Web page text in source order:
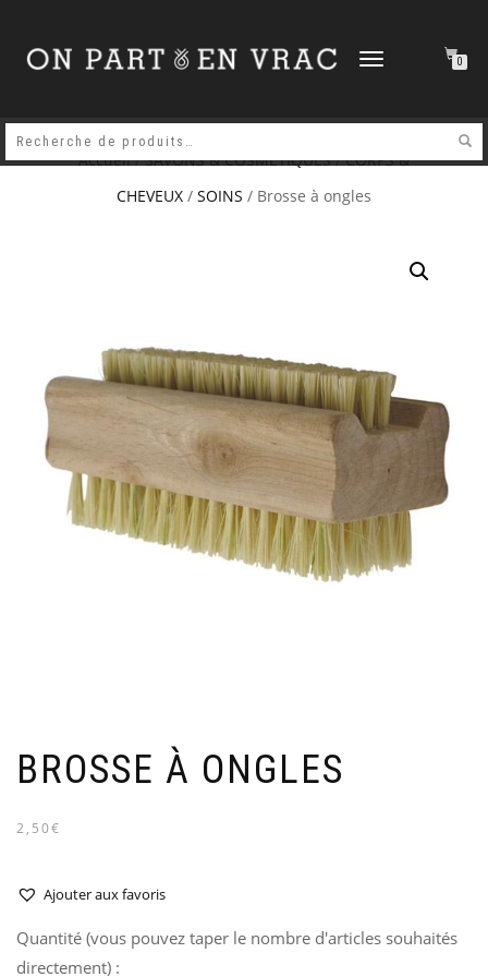
DÉPLIER
0
Accueil/SAVONS & COSMETIQUES/CORPS &
CHEVEUX / SOINS / Brosse à ongles
BROSSE À ONGLES
2,50€
Ajouter aux favoris
Quantité (vous pouvez taper le nombre d'articles souhaités
directement) :